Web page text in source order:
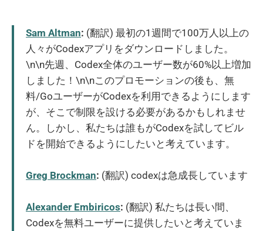
Sam Altman: (翻訳) 最初の1週間で100万人以上の
人々がCodexアプリをダウンロードしました。
\n\n先週、Codex全体のユーザー数が60%以上増加
しました！\n\nこのプロモーションの後も、無
料/GoユーザーがCodexを利用できるようにします
が、そこで制限を設ける必要があるかもしれませ
ん。しかし、私たちは誰もがCodexを試してビル
ドを開始できるようにしたいと考えています。
Greg Brockman: (翻訳) codexは急成長しています
Alexander Embiricos: (翻訳) 私たちは長い間、
Codexを無料ユーザーに提供したいと考えていま